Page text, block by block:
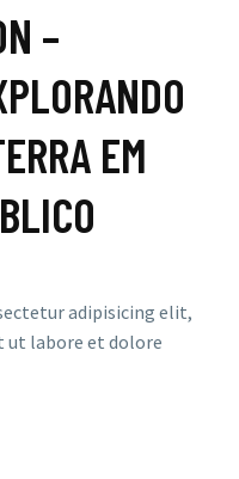
–
EM
adipisicing elit,
ut labore et dolore